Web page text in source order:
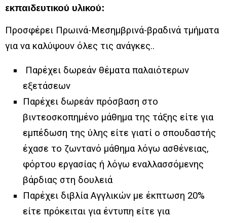
εκπαιδευτικού υλικού:
Προσφέρει Πρωινά-Μεσημβρινά-βραδινά τμήματα
για να καλύψουν όλες τις ανάγκες..
Παρέχει δωρεάν θέματα παλαιότερων
εξετάσεων
Παρέχει δωρεάν πρόσβαση στο
βιντεοσκοπημένο μάθημα της τάξης είτε για
εμπέδωση της ύλης είτε γιατί ο σπουδαστής
έχασε το ζωντανό μάθημα λόγω ασθένειας,
φόρτου εργασίας ή λόγω εναλλασσόμενης
βάρδιας στη δουλειά
Παρέχει διβλία Αγγλικών με έκπτωση 20%
είτε πρόκειται για έντυπη είτε για